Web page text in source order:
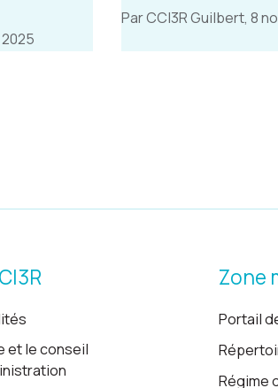
Par CCI3R Guilbert, 8
et le conseil
Zone
Portail
Régime